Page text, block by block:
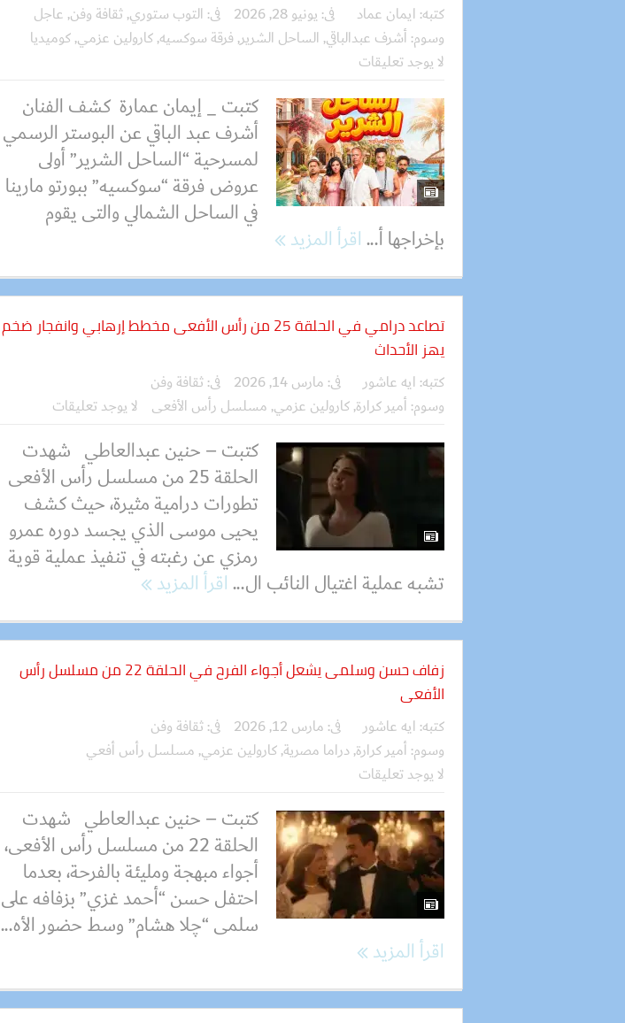
كتبه: ايمان عماد فى: يونيو 28, 2026 فى: التوب ستوري,ثقافة وفن, عاجل
وسوم: أشرف عبدالباقي, الساحل الشرير, فرقة سوكسيه,كارولين عزمي,كوميديا
لا يوجد تعليقات
كتبت _ إيمان عمارة كشف الفنان
أشرف عبد الباقي عن البوستر الرسمي
لمسرحية “الساحل الشرير” أولى
عروض فرقة “سوكسيه” ببورتو مارينا
في الساحل الشمالي والتى يقوم
بإخراجها أ...اقرأ المزيد
تصاعد درامي في الحلقة 25 من رأس الأفعى مخطط إرهابي وانفجار ضخم
يهز الأحداث
كتبه: ايه عاشور فى: مارس 14, 2026 فى:ثقافة وفن
وسوم: أمير كرارة,كارولين عزمي, مسلسل رأس الأفعى لا يوجد تعليقات
كتبت – حنين عبدالعاطي شهدت
الحلقة 25 من مسلسل رأس الأفعى
تطورات درامية مثيرة، حيث كشف
يحيى موسى الذي يجسد دوره عمرو
رمزي عن رغبته في تنفيذ عملية قوية
تشبه عملية اغتيال النائب ال...اقرأ المزيد
زفاف حسن وسلمى يشعل أجواء الفرح في الحلقة 22 من مسلسل رأس
الأفعى
كتبه: ايه عاشور فى: مارس 12, 2026 فى:ثقافة وفن
وسوم: أمير كرارة,دراما مصرية,كارولين عزمي, مسلسل رأس أفعي
لا يوجد تعليقات
كتبت – حنين عبدالعاطي شهدت
الحلقة 22 من مسلسل رأس الأفعى،
أجواء مبهجة ومليئة بالفرحة، بعدما
احتفل حسن “أحمد غزي” بزفافه على
سلمى “چلا هشام” وسط حضور الأه...
اقرأ المزيد